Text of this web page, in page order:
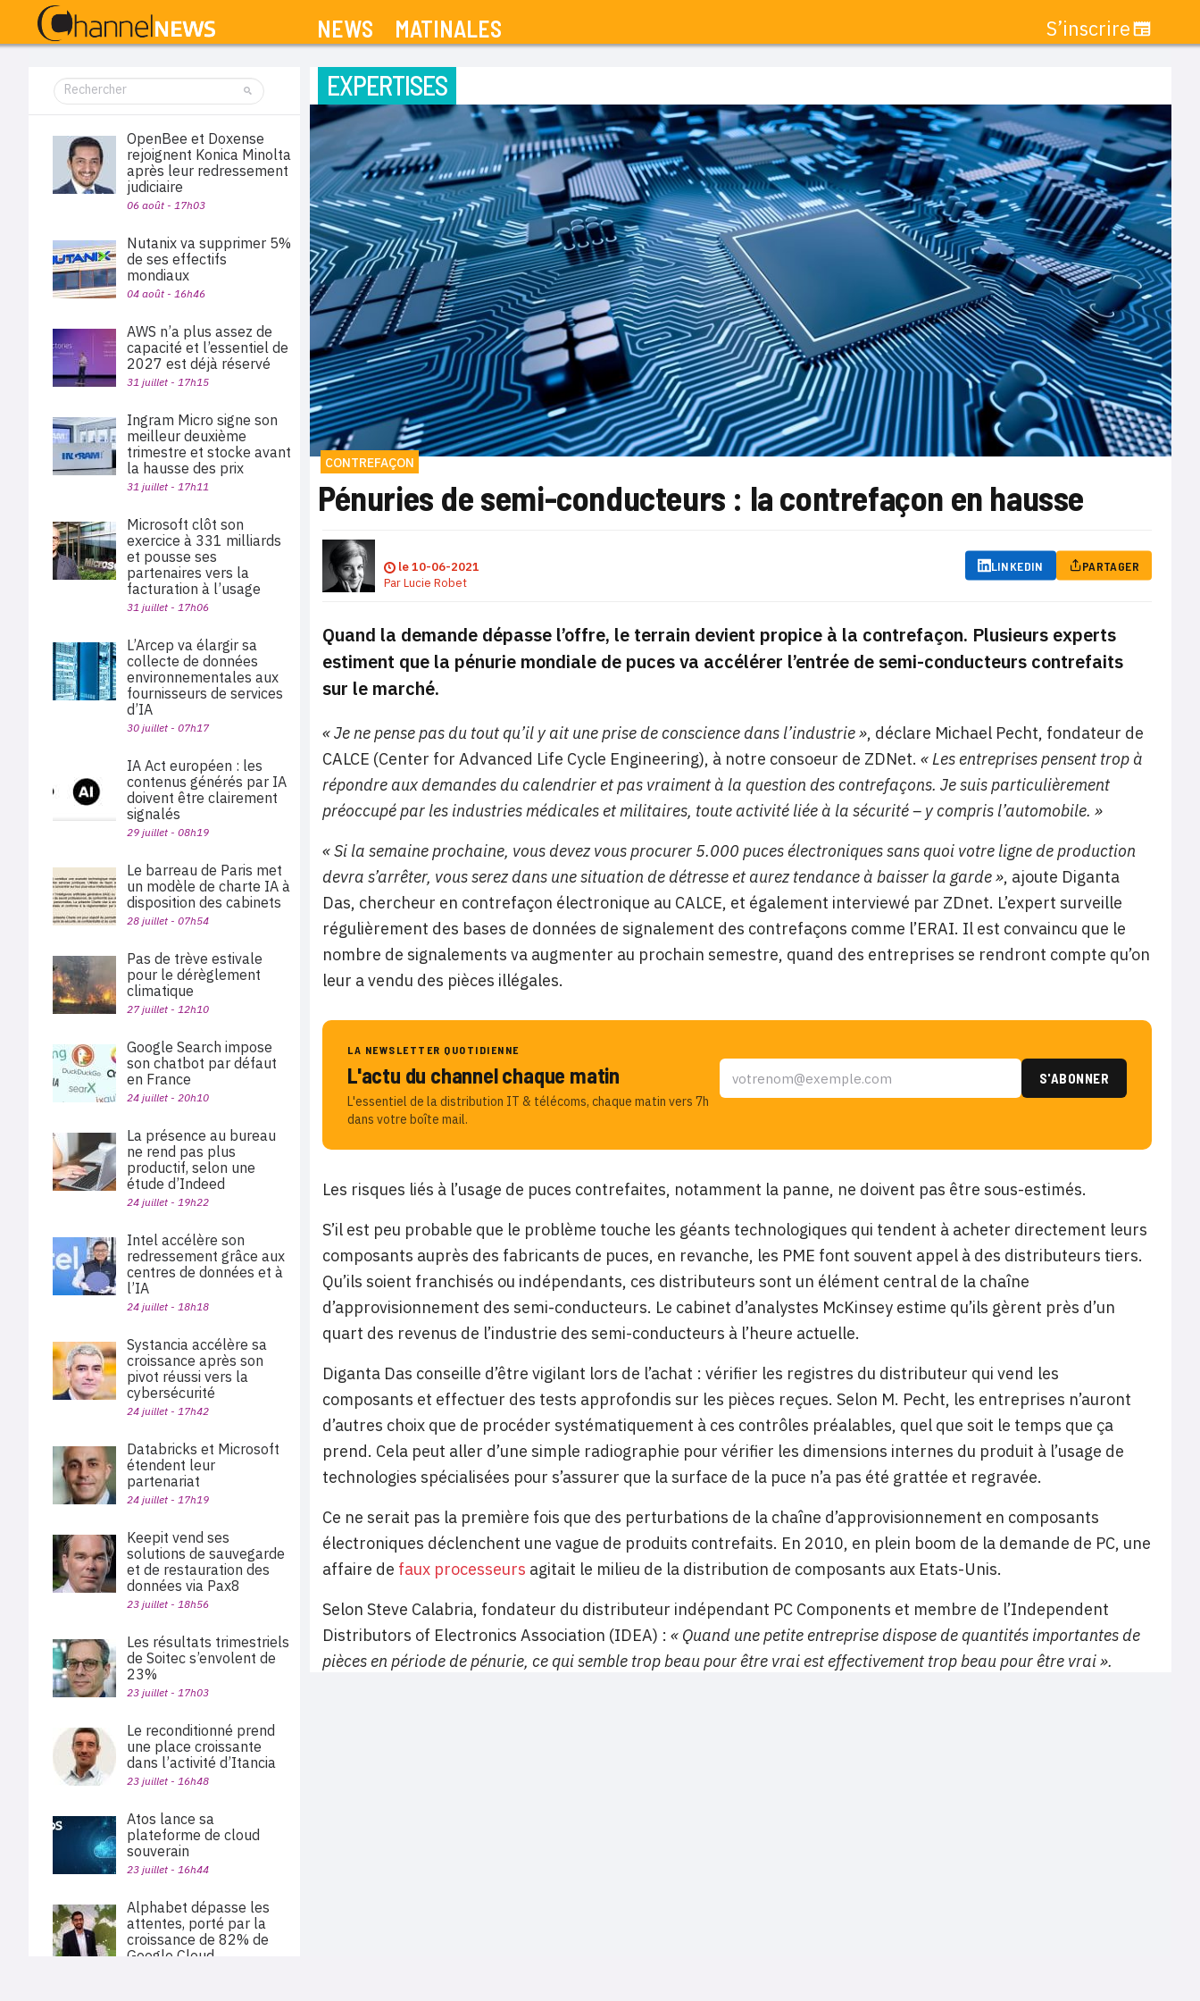
NEWS MATINALES S’inscrire
EXPERTISES
CONTREFAÇON
Pénuries de semi-conducteurs : la contrefaçon en hausse
le10-06-2021
ParLucie Robet
LINKEDIN PARTAGER
Quand la demande dépasse l’offre, le terrain devient propice à la contrefaçon. Plusieurs experts
estiment que la pénurie mondiale de puces va accélérer l’entrée de semi-conducteurs contrefaits
sur le marché.
« Je ne pense pas du tout qu’il y ait une prise de conscience dans l’industrie », déclare Michael Pecht, fondateur de
CALCE (Center for Advanced Life Cycle Engineering), à notre consoeur de ZDNet. « Les entreprises pensent trop à
répondre aux demandes du calendrier et pas vraiment à la question des contrefaçons. Je suis particulièrement
préoccupé par les industries médicales et militaires, toute activité liée à la sécurité – y compris l’automobile. »
« Si la semaine prochaine, vous devez vous procurer 5.000 puces électroniques sans quoi votre ligne de production
devra s’arrêter, vous serez dans une situation de détresse et aurez tendance à baisser la garde », ajoute Diganta
Das, chercheur en contrefaçon électronique au CALCE, et également interviewé par ZDnet. L’expert surveille
régulièrement des bases de données de signalement des contrefaçons comme l’ERAI. Il est convaincu que le
nombre de signalements va augmenter au prochain semestre, quand des entreprises se rendront compte qu’on
leur a vendu des pièces illégales.
LA NEWSLETTER QUOTIDIENNE
L'actu du channel chaque matin
L'essentiel de la distribution IT & télécoms, chaque matin vers 7h
dans votre boîte mail.
Les risques liés à l’usage de puces contrefaites, notamment la panne, ne doivent pas être sous-estimés.
S’il est peu probable que le problème touche les géants technologiques qui tendent à acheter directement leurs
composants auprès des fabricants de puces, en revanche, les PME font souvent appel à des distributeurs tiers.
Qu’ils soient franchisés ou indépendants, ces distributeurs sont un élément central de la chaîne
d’approvisionnement des semi-conducteurs. Le cabinet d’analystes McKinsey estime qu’ils gèrent près d’un
quart des revenus de l’industrie des semi-conducteurs à l’heure actuelle.
Diganta Das conseille d’être vigilant lors de l’achat : vérifier les registres du distributeur qui vend les
composants et effectuer des tests approfondis sur les pièces reçues. Selon M. Pecht, les entreprises n’auront
d’autres choix que de procéder systématiquement à ces contrôles préalables, quel que soit le temps que ça
prend. Cela peut aller d’une simple radiographie pour vérifier les dimensions internes du produit à l’usage de
technologies spécialisées pour s’assurer que la surface de la puce n’a pas été grattée et regravée.
Ce ne serait pas la première fois que des perturbations de la chaîne d’approvisionnement en composants
électroniques déclenchent une vague de produits contrefaits. En 2010, en plein boom de la demande de PC, une
affaire de faux processeurs agitait le milieu de la distribution de composants aux Etats-Unis.
Selon Steve Calabria, fondateur du distributeur indépendant PC Components et membre de l’Independent
Distributors of Electronics Association (IDEA) : « Quand une petite entreprise dispose de quantités importantes de
pièces en période de pénurie, ce qui semble trop beau pour être vrai est effectivement trop beau pour être vrai ».
OpenBee et Doxense
rejoignent Konica Minolta
après leur redressement
judiciaire
06 août - 17h03
Nutanix va supprimer 5%
de ses effectifs
mondiaux
04 août - 16h46
AWS n’a plus assez de
capacité et l’essentiel de
2027 est déjà réservé
31 juillet - 17h15
Ingram Micro signe son
meilleur deuxième
trimestre et stocke avant
la hausse des prix
31 juillet - 17h11
Microsoft clôt son
exercice à 331 milliards
et pousse ses
partenaires vers la
facturation à l’usage
31 juillet - 17h06
L’Arcep va élargir sa
collecte de données
environnementales aux
fournisseurs de services
d’IA
30 juillet - 07h17
IA Act européen : les
contenus générés par IA
doivent être clairement
signalés
29 juillet - 08h19
Le barreau de Paris met
un modèle de charte IA à
disposition des cabinets
28 juillet - 07h54
Pas de trève estivale
pour le dérèglement
climatique
27 juillet - 12h10
Google Search impose
son chatbot par défaut
en France
24 juillet - 20h10
La présence au bureau
ne rend pas plus
productif, selon une
étude d’Indeed
24 juillet - 19h22
Intel accélère son
redressement grâce aux
centres de données et à
l’IA
24 juillet - 18h18
Systancia accélère sa
croissance après son
pivot réussi vers la
cybersécurité
24 juillet - 17h42
Databricks et Microsoft
étendent leur
partenariat
24 juillet - 17h19
Keepit vend ses
solutions de sauvegarde
et de restauration des
données via Pax8
23 juillet - 18h56
Les résultats trimestriels
de Soitec s’envolent de
23%
23 juillet - 17h03
Le reconditionné prend
une place croissante
dans l’activité d’Itancia
23 juillet - 16h48
Atos lance sa
plateforme de cloud
souverain
23 juillet - 16h44
Alphabet dépasse les
attentes, porté par la
croissance de 82% de
Google Cloud